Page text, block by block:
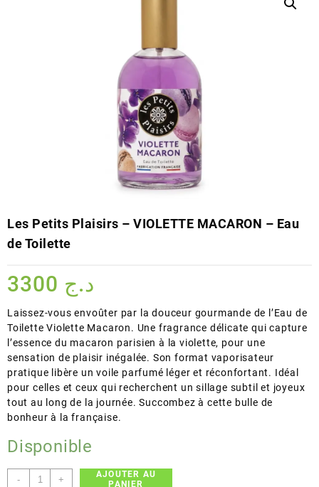
Les Petits Plaisirs – VIOLETTE MACARON – Eau
de Toilette
د.ج
Laissez-vous envoûter par la douceur gourmande de l’Eau de
Toilette Violette Macaron. Une fragrance délicate qui capture
l’essence du macaron parisien à la violette, pour une
sensation de plaisir inégalée. Son format vaporisateur
pratique libère un voile parfumé léger et réconfortant. Idéal
pour celles et ceux qui recherchent un sillage subtil et joyeux
tout au long de la journée. Succombez à cette bulle de
bonheur à la française.
Disponible
-
quantité+
AJOUTER AU
PANIER